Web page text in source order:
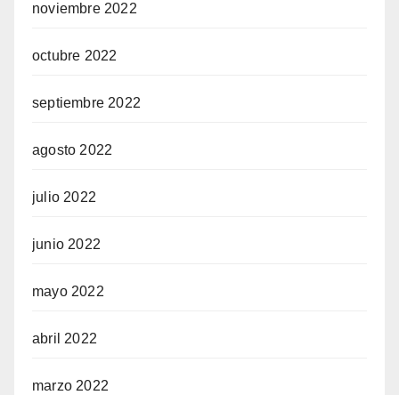
noviembre 2022
octubre 2022
septiembre 2022
agosto 2022
julio 2022
junio 2022
mayo 2022
abril 2022
marzo 2022